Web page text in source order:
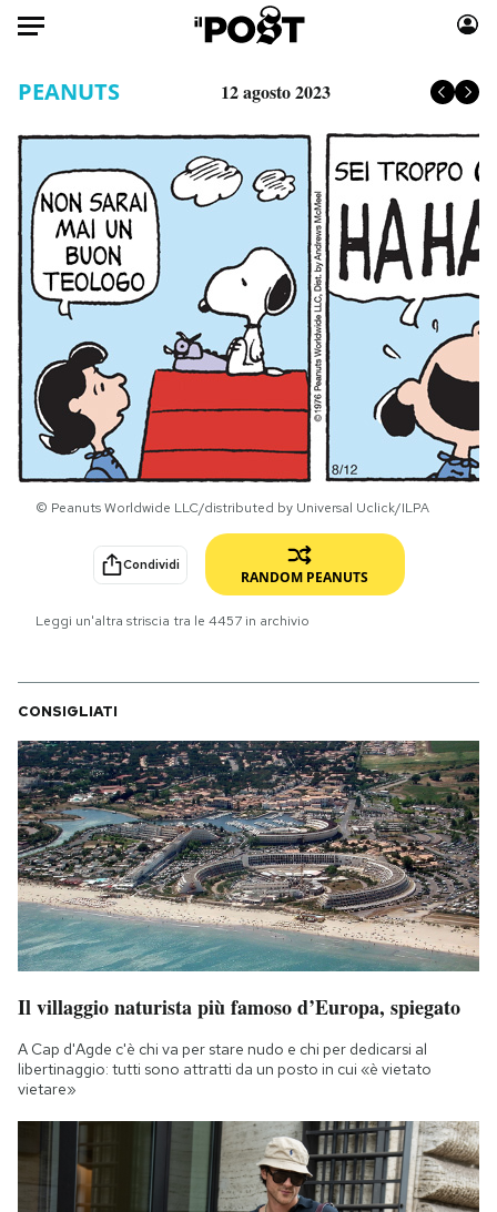
HOME
Mondo
Politica
Tecnologia
Internet
Scienza
Cultura
Economia
Sport
Moda
Libri
Consumismi
Storie/Idee
Ok Boomer!
Media
Europa
Altrecose
Mondiali calcio 2026
PODCAST
NEWSLETTER
I MIEI PREFERITI
SHOP
CALENDARIO
AREA PERSONALE
Area Personale
Notifiche mobile
Regala il Post
Hai bisogno di aiuto?
Esci
PEANUTS 12 agosto 2023
© Peanuts Worldwide LLC/distributed by Universal Uclick/ILPA
Condividi
RANDOM PEANUTS
Leggi un'altra striscia tra le 4457 in archivio
CONSIGLIATI
Il villaggio naturista più famoso d’Europa, spiegato
A Cap d'Agde c'è chi va per stare nudo e chi per dedicarsi al
libertinaggio: tutti sono attratti da un posto in cui «è vietato
vietare»